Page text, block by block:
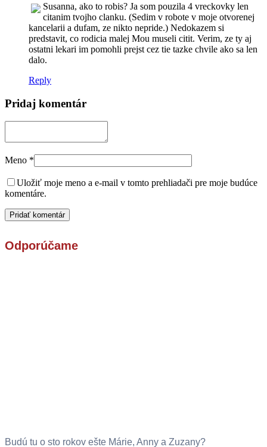
Susanna, ako to robis? Ja som pouzila 4 vreckovky len
citanim tvojho clanku. (Sedim v robote v moje otvorenej
kancelarii a dufam, ze nikto nepride.) Nedokazem si
predstavit, co rodicia malej Mou museli citit. Verim, ze ty aj
ostatni lekari im pomohli prejst cez tie tazke chvile ako sa len
dalo.
Reply
Pridaj komentár
Meno *
Uložiť moje meno a e-mail v tomto prehliadači pre moje budúce
komentáre.
Odporúčame
Budú tu o sto rokov ešte Márie, Anny a Zuzany?